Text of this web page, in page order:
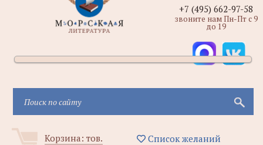
Корзина: тов.
Список желаний
+7 (495) 662-97-58
звоните нам Пн-Пт с 9
до 19